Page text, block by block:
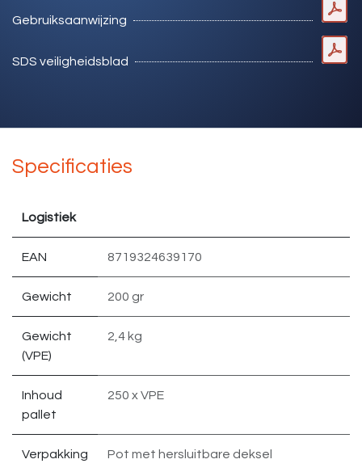
Gebruiksaanwijzing
SDS veiligheidsblad
Specificaties
Logistiek
EAN 8719324639170
Gewicht 200 gr
Gewicht
(VPE)
2,4 kg
Inhoud
pallet
250 x VPE
Verpakking Pot met hersluitbare deksel